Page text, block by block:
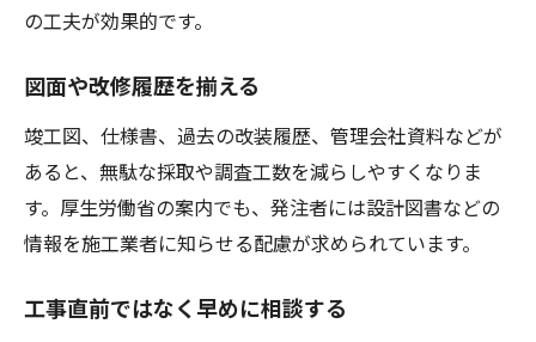
の工夫が効果的です。
図面や改修履歴を揃える
竣工図、仕様書、過去の改装履歴、管理会社資料などが
あると、無駄な採取や調査工数を減らしやすくなりま
す。厚生労働省の案内でも、発注者には設計図書などの
情報を施工業者に知らせる配慮が求められています。
工事直前ではなく早めに相談する